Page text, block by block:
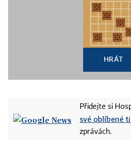
HRÁT
Přidejte si
své oblíbené
zprávách.